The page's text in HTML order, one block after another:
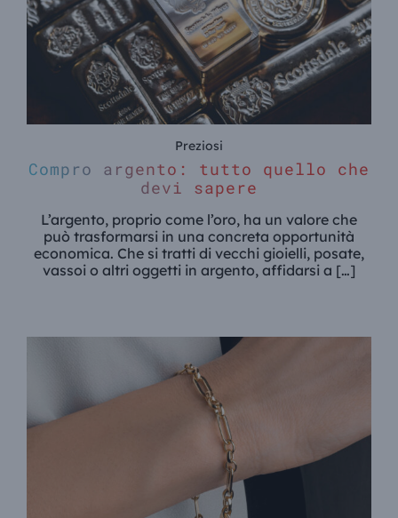
Preziosi
Compro argento: tutto quello che
devi sapere
L’argento, proprio come l’oro, ha un valore che
può trasformarsi in una concreta opportunità
economica. Che si tratti di vecchi gioielli, posate,
vassoi o altri oggetti in argento, affidarsi a […]